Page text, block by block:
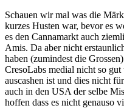
Schauen wir mal was die
kurzes Husten war, bevor es
es den Cannamarkt auch
Amis. Da aber nicht
haben (zumindest die
CresoLabs medial nicht so
auscashen ist und dies nicht
auch in den USA der selbe
hoffen dass es nicht genauso